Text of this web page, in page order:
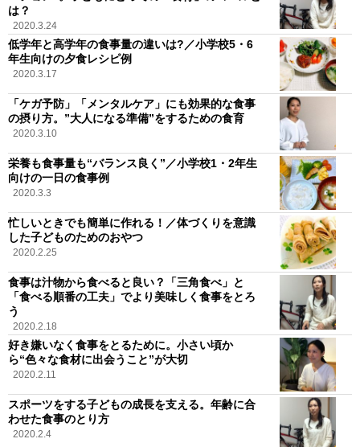
は？
2020.3.24
低学年と高学年の食事量の違いは?／小学校5・6
年生向けの夕食レシピ例
2020.3.17
「ケガ予防」「メンタルケア」にも効果的な食事
の摂り方。”大人になる準備”をするための食育
2020.3.10
栄養も食事量も“バランス良く”／小学校1・2年生
向けの一日の食事例
2020.3.3
忙しいときでも簡単に作れる！／体づくりを意識
した子どものためのおやつ
2020.2.25
食事は汁物から食べると良い？「三角食べ」と
「食べる順番の工夫」でより美味しく食事をとろ
う
2020.2.18
好き嫌いなく食事をとるために。小さい頃か
ら“色々な食材に出会うこと”が大切
2020.2.11
スポーツをする子どもの成長を支える。年齢に合
わせた食事のとり方
2020.2.4